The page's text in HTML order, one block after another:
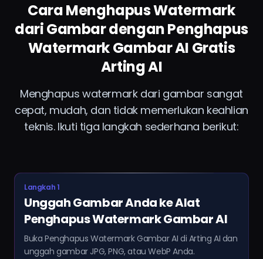
Cara Menghapus Watermark
dari Gambar dengan Penghapus
Watermark Gambar AI Gratis
Arting AI
Menghapus watermark dari gambar sangat
cepat, mudah, dan tidak memerlukan keahlian
teknis. Ikuti tiga langkah sederhana berikut:
Langkah 1
Unggah Gambar Anda ke Alat
Penghapus Watermark Gambar AI
Buka Penghapus Watermark Gambar AI di Arting AI dan
unggah gambar JPG, PNG, atau WebP Anda.